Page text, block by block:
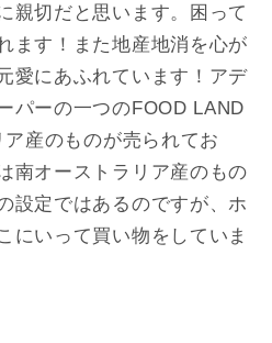
親切だと思います。困って
ます！また地産地消を心が
愛にあふれています！アデ
パーの一つのFOOD LAND
産のものが売られてお
南オーストラリア産のもの
設定ではあるのですが、ホ
にいって買い物をしていま